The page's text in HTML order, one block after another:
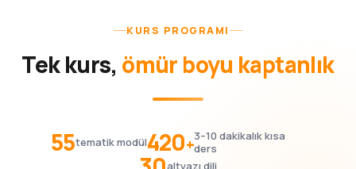
KURS PROGRAMI
Tek kurs, ömür boyu kaptanlık
55tematik modül420+3–10 dakikalık kısa
ders
altyazı dili